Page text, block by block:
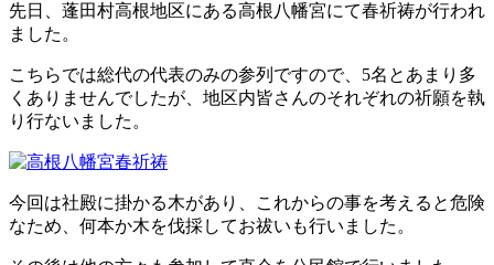
先日、蓬田村高根地区にある高根八幡宮にて春祈祷が行われ
ました。
こちらでは総代の代表のみの参列ですので、5名とあまり多
くありませんでしたが、地区内皆さんのそれぞれの祈願を執
り行ないました。
今回は社殿に掛かる木があり、これからの事を考えると危険
なため、何本か木を伐採してお祓いも行いました。